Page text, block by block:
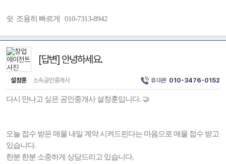
쉿 조용히 빠르게 010-7313-8942
[답변] 안녕하세요.
설창훈 소속공인중개사 휴대폰 010-3476-0152
다시 만나고 싶은 공인중개사 설창훈입니다. 🤝
오늘 접수 받은 매물 내일 계약 시켜드린다는 마음으로 매물 접수 받고
있습니다.
한분 한분 소중하게 상담드리고 있습니다.